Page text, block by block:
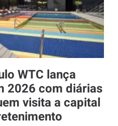
WTC lança
2026 com diárias
visita a capital